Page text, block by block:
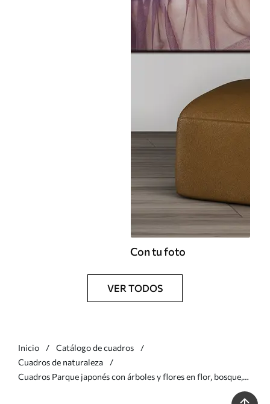
Con tu foto
VER TODOS
Inicio
Catálogo de cuadros
Cuadros de naturaleza
Cuadros Parque japonés con árboles y flores en flor, bosque,